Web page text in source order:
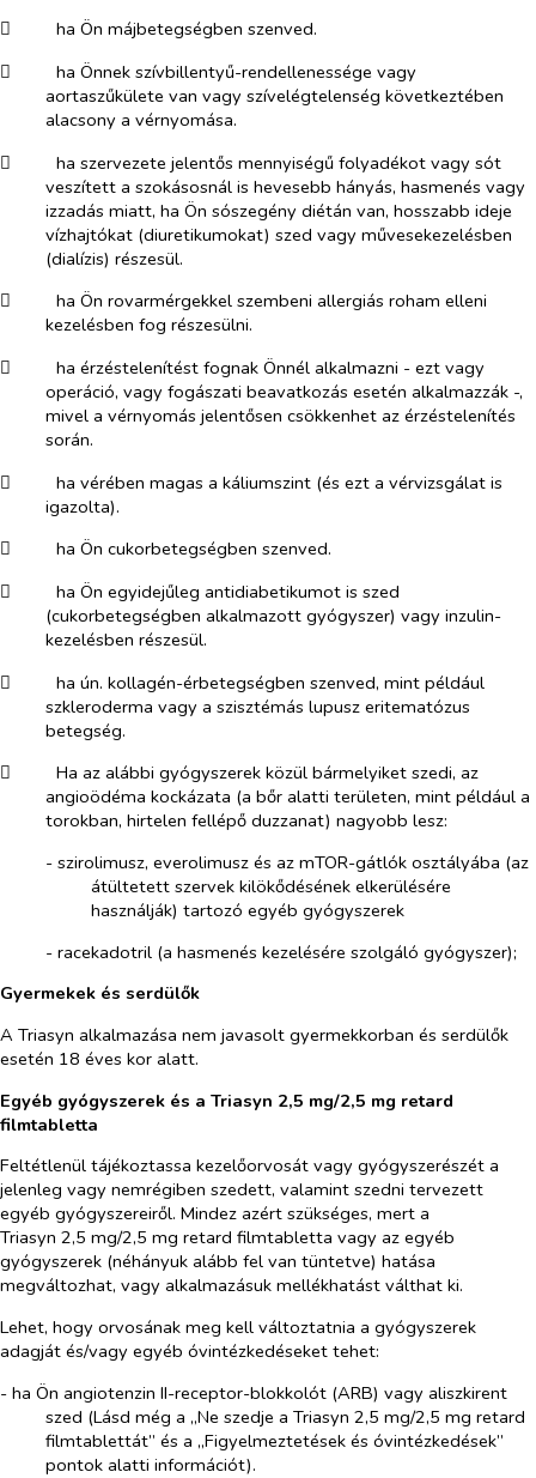
​
ha Ön májbetegségben szenved.
​
ha Önnek szívbillentyű-rendellenessége vagy
aortaszűkülete van vagy szívelégtelenség következtében
alacsony a vérnyomása.
​
ha szervezete jelentős mennyiségű folyadékot vagy sót
veszített a szokásosnál is hevesebb hányás, hasmenés vagy
izzadás miatt, ha Ön sószegény diétán van, hosszabb ideje
vízhajtókat (diuretikumokat) szed vagy művesekezelésben
(dialízis) részesül.
​
ha Ön rovarmérgekkel szembeni allergiás roham elleni
kezelésben fog részesülni.
​
ha érzéstelenítést fognak Önnél alkalmazni - ezt vagy
operáció, vagy fogászati beavatkozás esetén alkalmazzák -,
mivel a vérnyomás jelentősen csökkenhet az érzéstelenítés
során.
​
ha vérében magas a káliumszint (és ezt a vérvizsgálat is
igazolta).
​
ha Ön cukorbetegségben szenved.
​
ha Ön egyidejűleg antidiabetikumot is szed
(cukorbetegségben alkalmazott gyógyszer) vagy inzulin-
kezelésben részesül.
​
ha ún. kollagén-érbetegségben szenved, mint például
szkleroderma vagy a szisztémás lupusz eritematózus
betegség.
​
Ha az alábbi gyógyszerek közül bármelyiket szedi, az
angioödéma kockázata (a bőr alatti területen, mint például a
torokban, hirtelen fellépő duzzanat) nagyobb lesz:
- szirolimusz, everolimusz és az mTOR-gátlók osztályába (az
átültetett szervek kilökődésének elkerülésére
használják) tartozó egyéb gyógyszerek
-​ racekadotril (a hasmenés kezelésére szolgáló gyógyszer);
Gyermekek és serdülők
A Triasyn alkalmazása nem javasolt gyermekkorban és serdülők
esetén 18 éves kor alatt.
Egyéb gyógyszerek és a Triasyn 2,5 mg/2,5 mg retard
filmtabletta
Feltétlenül tájékoztassa kezelőorvosát vagy gyógyszerészét a
jelenleg vagy nemrégiben szedett, valamint szedni tervezett
egyéb gyógyszereiről. Mindez azért szükséges, mert a
Triasyn 2,5 mg/2,5 mg retard filmtabletta vagy az egyéb
gyógyszerek (néhányuk alább fel van tüntetve) hatása
megváltozhat, vagy alkalmazásuk mellékhatást válthat ki.
Lehet, hogy orvosának meg kell változtatnia a gyógyszerek
adagját és/vagy egyéb óvintézkedéseket tehet:
- ha Ön angiotenzin II-receptor-blokkolót (ARB) vagy aliszkirent
szed (Lásd még a „Ne szedje a Triasyn 2,5 mg/2,5 mg retard
filmtablettát” és a „Figyelmeztetések és óvintézkedések”
pontok alatti információt).